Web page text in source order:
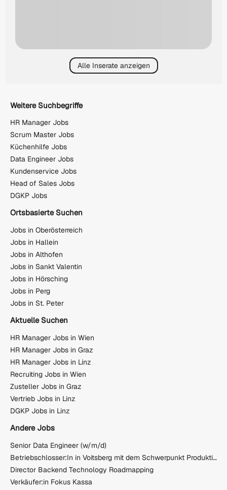
Alle Inserate anzeigen
Weitere Suchbegriffe
HR Manager Jobs
Scrum Master Jobs
Küchenhilfe Jobs
Data Engineer Jobs
Kundenservice Jobs
Head of Sales Jobs
DGKP Jobs
Ortsbasierte Suchen
Jobs in Oberösterreich
Jobs in Hallein
Jobs in Althofen
Jobs in Sankt Valentin
Jobs in Hörsching
Jobs in Perg
Jobs in St. Peter
Aktuelle Suchen
HR Manager Jobs in Wien
HR Manager Jobs in Graz
HR Manager Jobs in Linz
Recruiting Jobs in Wien
Zusteller Jobs in Graz
Vertrieb Jobs in Linz
DGKP Jobs in Linz
Andere Jobs
Senior Data Engineer (w/m/d)
Betriebschlosser:In in Voitsberg mit dem Schwerpunkt Produktionsanlagen Vollzeit (m/w/d)
Director Backend Technology Roadmapping
Verkäufer:in Fokus Kassa